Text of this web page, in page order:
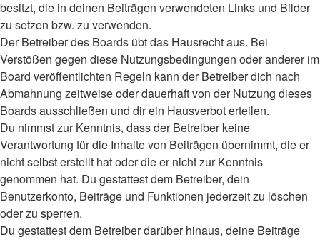
besitzt, die in deinen Beiträgen verwendeten Links und Bilder
zu setzen bzw. zu verwenden.
Der Betreiber des Boards übt das Hausrecht aus. Bei
Verstößen gegen diese Nutzungsbedingungen oder anderer im
Board veröffentlichten Regeln kann der Betreiber dich nach
Abmahnung zeitweise oder dauerhaft von der Nutzung dieses
Boards ausschließen und dir ein Hausverbot erteilen.
Du nimmst zur Kenntnis, dass der Betreiber keine
Verantwortung für die Inhalte von Beiträgen übernimmt, die er
nicht selbst erstellt hat oder die er nicht zur Kenntnis
genommen hat. Du gestattest dem Betreiber, dein
Benutzerkonto, Beiträge und Funktionen jederzeit zu löschen
oder zu sperren.
Du gestattest dem Betreiber darüber hinaus, deine Beiträge